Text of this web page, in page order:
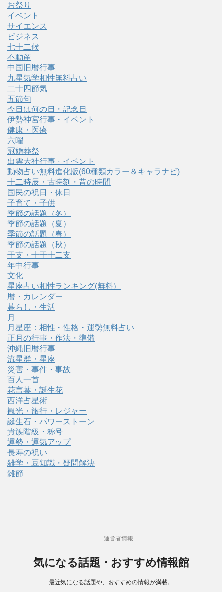
お祭り
イベント
サイエンス
ビジネス
七十二候
不動産
中国旧暦行事
九星気学相性無料占い
二十四節気
五節句
今日は何の日・記念日
伊勢神宮行事・イベント
健康・医療
六曜
冠婚葬祭
出雲大社行事・イベント
動物占い無料進化版(60種類カラー＆キャラナビ)
十二時辰・古時刻・昔の時間
国民の祝日・休日
子育て・子供
季節の話題（冬）
季節の話題（夏）
季節の話題（春）
季節の話題（秋）
干支・十干十二支
年中行事
文化
星座占い相性ランキング(無料）
暦・カレンダー
暮らし・生活
月
月星座：相性・性格・運勢無料占い
正月の行事・作法・準備
沖縄旧暦行事
流星群・星座
災害・事件・事故
百人一首
花言葉・誕生花
西洋占星術
観光・旅行・レジャー
誕生石・パワーストーン
貴族階級・称号
運勢・運気アップ
長寿の祝い
雑学・豆知識・疑問解決
雑節
運営者情報
気になる話題・おすすめ情報館
最近気になる話題や、おすすめの情報が満載。